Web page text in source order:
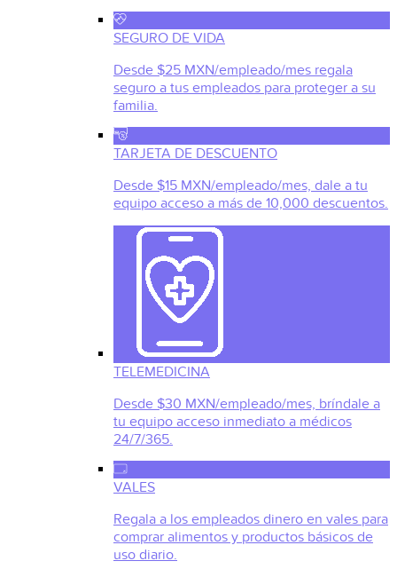
SEGURO DE VIDA
Desde $25 MXN/empleado/mes regala
seguro a tus empleados para proteger a su
familia.
TARJETA DE DESCUENTO
Desde $15 MXN/empleado/mes, dale a tu
equipo acceso a más de 10,000 descuentos.
TELEMEDICINA
Desde $30 MXN/empleado/mes, bríndale a
tu equipo acceso inmediato a médicos
24/7/365.
VALES
Regala a los empleados dinero en vales para
comprar alimentos y productos básicos de
uso diario.